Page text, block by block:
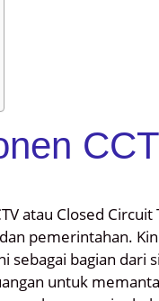
atau Closed
pemerintahan.
sebagai bagian dari
untuk